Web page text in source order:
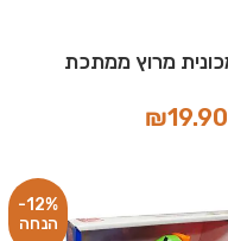
₪19.90
-12%